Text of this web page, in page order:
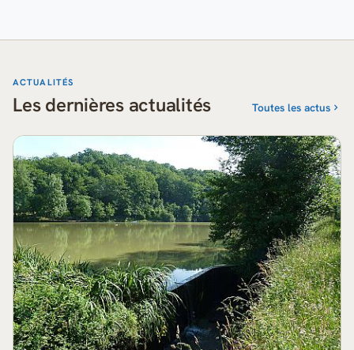
ACTUALITÉS
Les dernières actualités Toutes les actus